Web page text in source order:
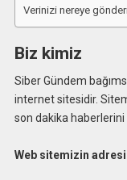
Verinizi nereye
Biz kimiz
Siber Gündem
internet sitesidir.
son dakika haberlerini
Web sitemizin